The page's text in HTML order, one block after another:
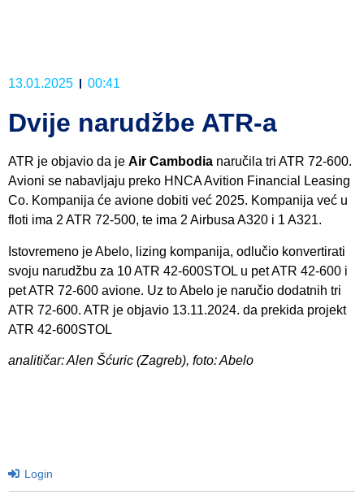
13.01.2025 00:41
Dvije narudžbe ATR-a
ATR je objavio da je Air Cambodia naručila tri ATR 72-600.
Avioni se nabavljaju preko HNCA Avition Financial Leasing
Co. Kompanija će avione dobiti već 2025. Kompanija već u
floti ima 2 ATR 72-500, te ima 2 Airbusa A320 i 1 A321.
Istovremeno je Abelo, lizing kompanija, odlučio konvertirati
svoju narudžbu za 10 ATR 42-600STOL u pet ATR 42-600 i
pet ATR 72-600 avione. Uz to Abelo je naručio dodatnih tri
ATR 72-600. ATR je objavio 13.11.2024. da prekida projekt
ATR 42-600STOL
analitičar: Alen Šćuric (Zagreb), foto: Abelo
Login